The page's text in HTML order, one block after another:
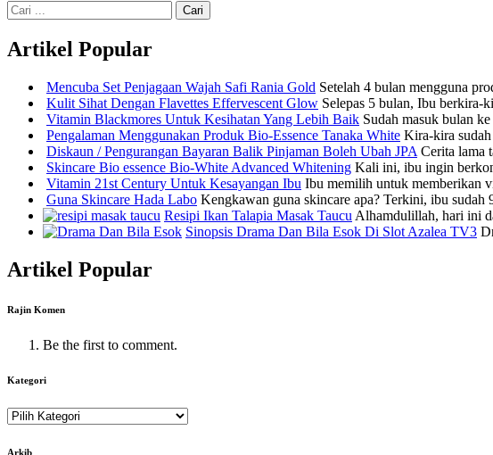
Cari:
Artikel Popular
Mencuba Set Penjagaan Wajah Safi Rania Gold Setelah 4 bulan mengguna
Kulit Sihat Dengan Flavettes Effervescent Glow Selepas 5 bulan, Ibu berkira-
Vitamin Blackmores Untuk Kesihatan Yang Lebih Baik Sudah masuk bulan
Pengalaman Menggunakan Produk Bio-Essence Tanaka White Kira-kira
Diskaun / Pengurangan Bayaran Balik Pinjaman Boleh Ubah JPA Cerita lama
Skincare Bio essence Bio-White Advanced Whitening Kali ini, ibu ingin
Vitamin 21st Century Untuk Kesayangan Ibu Ibu memilih untuk memberikan
Guna Skincare Hada Labo Kengkawan guna skincare apa? Terkini, ibu sudah
Resipi Ikan Talapia Masak Taucu Alhamdulillah, hari ini
Sinopsis Drama Dan Bila Esok Di Slot Azalea TV3
Artikel Popular
Rajin Komen
Be the first to comment.
Kategori
Kategori
Arkib